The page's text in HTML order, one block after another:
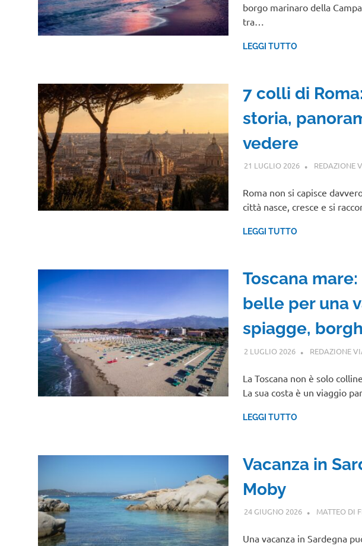
borgo marinaro della
tra…
LEGGI TUTTO
7 colli di
storia,
vedere
21 LUGLIO 2026 REDAZIONE
Roma non si capisce
città nasce, cresce e si
LEGGI TUTTO
Toscana
belle per una
spiagge,
2 LUGLIO 2026 REDAZIONE
La Toscana non è solo
La sua costa è un viaggio
LEGGI TUTTO
Vacanza in
Moby
24 GIUGNO 2026 MATTEO DI
Una vacanza in Sardegna